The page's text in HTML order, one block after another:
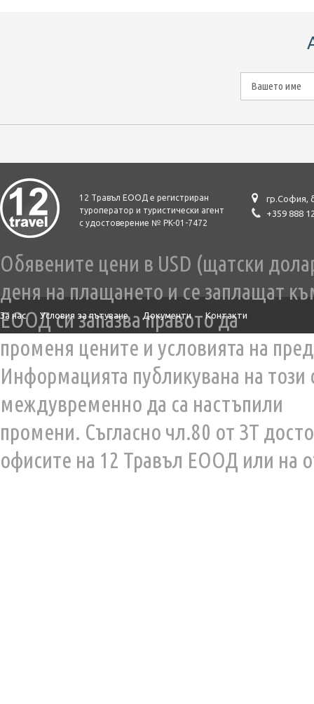
12 Травъл ЕООД е регистриран
туроператор и туристически агент
с удостоверение № PK-01-7472
гр.София,
+359 888
Обявените цени в USD (щатски
деня на плащането и се заплащат
ЕООД си запазва правото да
променя цените и условията на
Информацията публикувана на
междувременно да са настъпили
промени. Съгласно чл.80 от ЗТ
офисите на 12 Травъл ЕООД или на
За нас Условия за пътуване Документи Контакти